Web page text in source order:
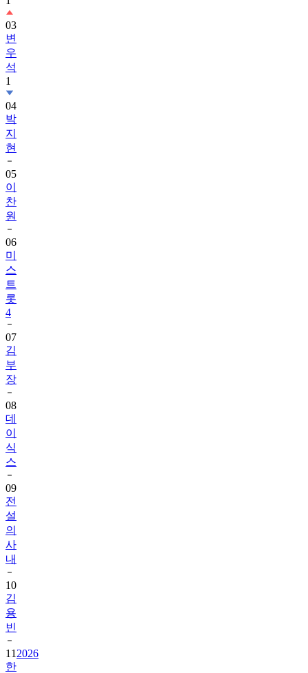
03
변
우
석
1
04
박
지
현
05
이
찬
원
06
미
스
트
롯
4
07
김
부
장
08
데
이
식
스
09
전
설
의
사
내
10
김
용
빈
11 2026
한